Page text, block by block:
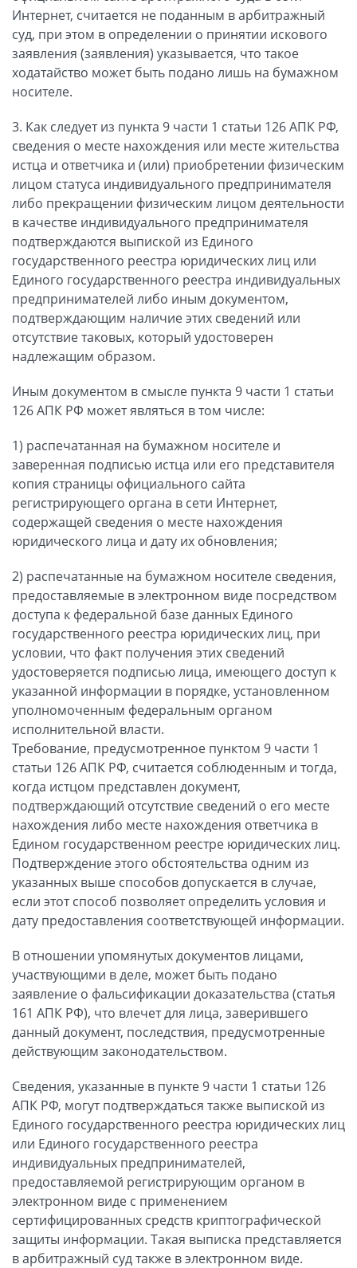
Интернет, считается не поданным в арбитражный
суд, при этом в определении о принятии искового
заявления (заявления) указывается, что такое
ходатайство может быть подано лишь на бумажном
носителе.
3. Как следует из пункта 9 части 1 статьи 126 АПК РФ,
сведения о месте нахождения или месте жительства
истца и ответчика и (или) приобретении физическим
лицом статуса индивидуального предпринимателя
либо прекращении физическим лицом деятельности
в качестве индивидуального предпринимателя
подтверждаются выпиской из Единого
государственного реестра юридических лиц или
Единого государственного реестра индивидуальных
предпринимателей либо иным документом,
подтверждающим наличие этих сведений или
отсутствие таковых, который удостоверен
надлежащим образом.
Иным документом в смысле пункта 9 части 1 статьи
126 АПК РФ может являться в том числе:
1) распечатанная на бумажном носителе и
заверенная подписью истца или его представителя
копия страницы официального сайта
регистрирующего органа в сети Интернет,
содержащей сведения о месте нахождения
юридического лица и дату их обновления;
2) распечатанные на бумажном носителе сведения,
предоставляемые в электронном виде посредством
доступа к федеральной базе данных Единого
государственного реестра юридических лиц, при
условии, что факт получения этих сведений
удостоверяется подписью лица, имеющего доступ к
указанной информации в порядке, установленном
уполномоченным федеральным органом
исполнительной власти.
Требование, предусмотренное пунктом 9 части 1
статьи 126 АПК РФ, считается соблюденным и тогда,
когда истцом представлен документ,
подтверждающий отсутствие сведений о его месте
нахождения либо месте нахождения ответчика в
Едином государственном реестре юридических лиц.
Подтверждение этого обстоятельства одним из
указанных выше способов допускается в случае,
если этот способ позволяет определить условия и
дату предоставления соответствующей информации.
В отношении упомянутых документов лицами,
участвующими в деле, может быть подано
заявление о фальсификации доказательства (статья
161 АПК РФ), что влечет для лица, заверившего
данный документ, последствия, предусмотренные
действующим законодательством.
Сведения, указанные в пункте 9 части 1 статьи 126
АПК РФ, могут подтверждаться также выпиской из
Единого государственного реестра юридических лиц
или Единого государственного реестра
индивидуальных предпринимателей,
предоставляемой регистрирующим органом в
электронном виде с применением
сертифицированных средств криптографической
защиты информации. Такая выписка представляется
в арбитражный суд также в электронном виде.